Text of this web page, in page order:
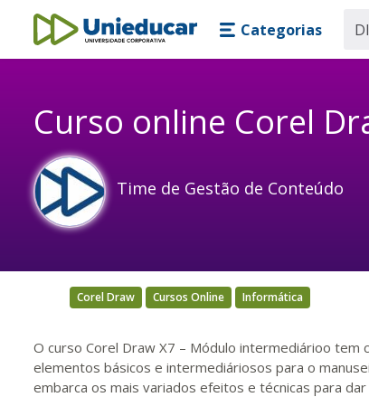
Skip main navigation
Skip to main content
Unieducar
Categorias
Curso online Corel
Time de Gestão de Conteúdo
Corel Draw Cursos Online Informática
O curso Corel Draw X7 – Módulo intermediárioo
elementos básicos e intermediáriosos para o
embarca os mais variados efeitos e técnicas para